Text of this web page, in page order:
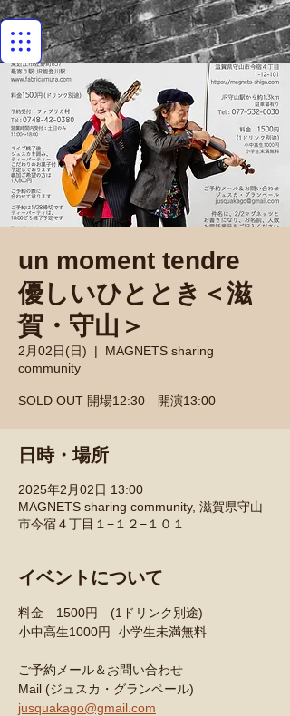
un moment tendre
優しいひととき＜滋
賀・守山＞
2月02日(日)
  |
MAGNETS sharing
community
SOLD OUT 開場12:30 開演13:00
日時・場所
2025年2月02日 13:00
MAGNETS sharing community, 滋賀県守山
市今宿４丁目１−１２−１０１
イベントについて
料金　1500円　(1ドリンク別途)
小中高生1000円  小学生未満無料
ご予約メール＆お問い合わせ
Mail (ジュスカ・グランペール)
jusquakago@gmail.com